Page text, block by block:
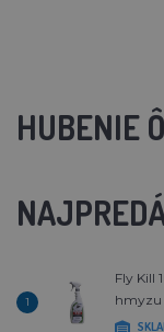
HUBENIE
1
Fly Kill
hmyzu